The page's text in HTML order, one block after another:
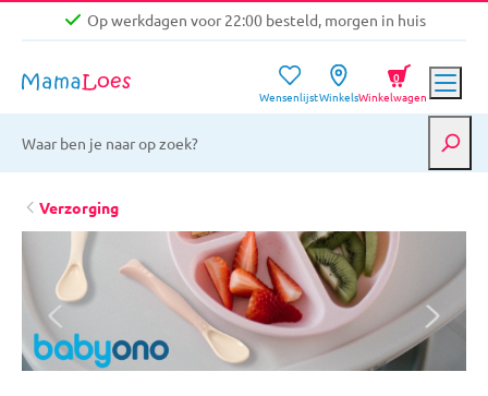
Op werkdagen voor 22:00 besteld, morgen in huis
Niet goed, geld terug garantie
Gratis verzending vanaf €39,-
Op werkdagen voor 22:00 besteld, morgen in huis
WensenlijstWinkelsWinkelwagen
0
Verzorging